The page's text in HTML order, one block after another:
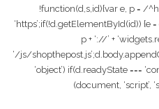
!function(d,s,id){var e, p = /
‘https’;if(!d.getElementById(id)) {e
p + ‘://’ +
‘/js/
‘object’) if(d.readyState ===
(document, ‘script’,